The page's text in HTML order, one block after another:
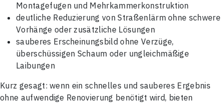
Montagefugen und Mehrkammerkonstruktion
deutliche Reduzierung von Straßenlärm ohne schwere
Vorhänge oder zusätzliche Lösungen
sauberes Erscheinungsbild ohne Verzüge,
überschüssigen Schaum oder ungleichmäßige
Laibungen
Kurz gesagt: wenn ein schnelles und sauberes Ergebnis
ohne aufwendige Renovierung benötigt wird, bieten
SENDEN
SCHLIESSEN